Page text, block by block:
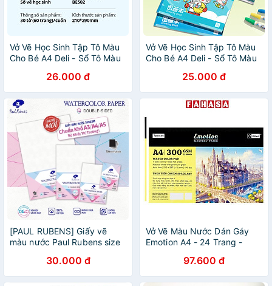
Vở Vẽ Học Sinh Tập Tô Màu
Cho Bé A4 Deli - Sổ Tô Màu
Sinh Giấy Dày Mịn An Toàn
Tặng Sticker
26.000 đ
Vở Vẽ Học Sinh Tập Tô Màu
Cho Bé A4 Deli - Sổ Tô Màu
Sinh Giấy Dày Mịn Chất Liệu
An Toàn
25.000 đ
[PAUL RUBENS] Giấy vẽ
màu nước Paul Rubens size
30.000 đ
Vở Vẽ Màu Nước Dán Gáy
Emotion A4 - 24 Trang -
97.600 đ